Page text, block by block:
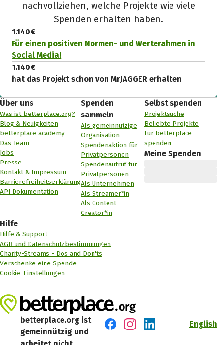
nachvollziehen, welche Projekte wie viele
Spenden erhalten haben.
1.140 €
Für einen positiven Normen- und Werterahmen in
Social Media!
1.140 €
hat das Projekt schon von MrJAGGER erhalten
Über uns
Was ist betterplace.org?
Blog & Neuigkeiten
betterplace academy
Das Team
Jobs
Presse
Kontakt & Impressum
Barrierefreiheitserklärung
API Dokumentation
Spenden
sammeln
Als gemeinnützige
Organisation
Spendenaktion für
Privatpersonen
Spendenaufruf für
Privatpersonen
Als Unternehmen
Als Streamer*in
Als Content
Creator*in
Selbst spenden
Projektsuche
Beliebte Projekte
Für betterplace
spenden
Meine Spenden
Hilfe
Hilfe & Support
AGB und Datenschutzbestimmungen
Charity-Streams - Dos and Don'ts
Verschenke eine Spende
Cookie-Einstellungen
betterplace.org ist
gemeinnützig und
English